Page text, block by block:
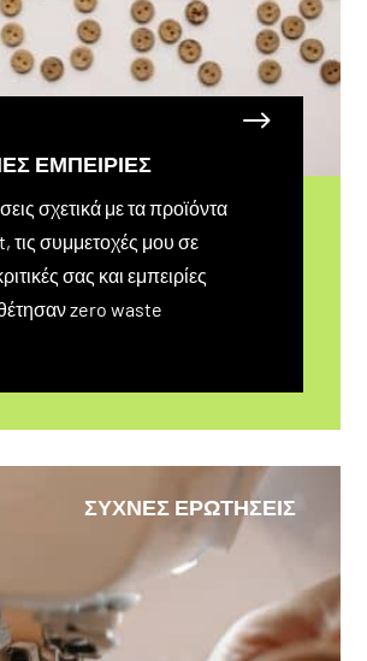
ΕΜΠΕΙΡΙΕΣ
σχετικά με τα προϊόντα
τις συμμετοχές μου σε
σας και εμπειρίες
zero waste
ΣΥΧΝΕΣ ΕΡΩΤΗΣΕΙΣ